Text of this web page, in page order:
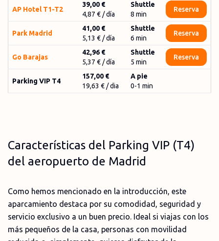
AP Hotel T1-T2
39,00 €
4,87 € / día
Shuttle
8 min
Reserva
Park Madrid
41,00 €
5,13 € / día
Shuttle
6 min
Reserva
Go Barajas
42,96 €
5,37 € / día
Shuttle
5 min
Reserva
Parking VIP T4
157,00 €
19,63 € / dia
A pie
0-1 min
Características del Parking VIP (T4)
del aeropuerto de Madrid
Como hemos mencionado en la introducción, este
aparcamiento destaca por su comodidad, seguridad y
servicio exclusivo a un buen precio. Ideal si viajas con los
más pequeños de la casa, personas con movilidad